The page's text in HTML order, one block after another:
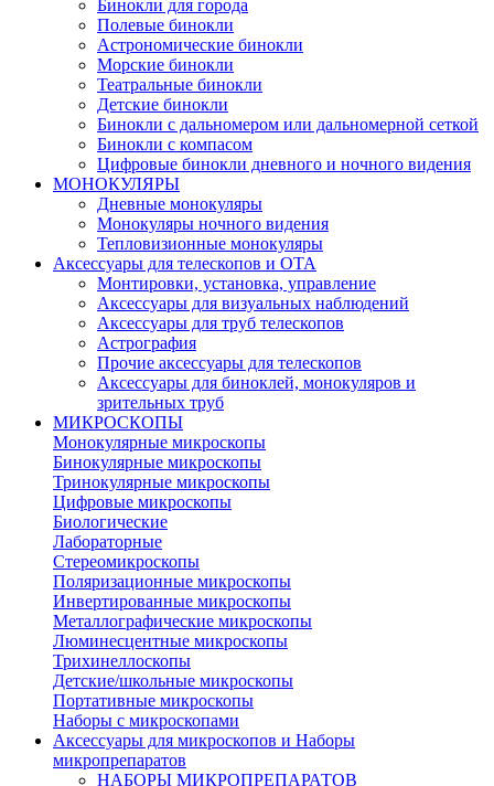
Бинокли для города
Полевые бинокли
Астрономические бинокли
Морские бинокли
Театральные бинокли
Детские бинокли
Бинокли с дальномером или дальномерной сеткой
Бинокли с компасом
Цифровые бинокли дневного и ночного видения
МОНОКУЛЯРЫ
Дневные монокуляры
Монокуляры ночного видения
Тепловизионные монокуляры
Аксессуары для телескопов и ОТА
Монтировки, установка, управление
Аксессуары для визуальных наблюдений
Аксессуары для труб телескопов
Астрография
Прочие аксессуары для телескопов
Аксессуары для биноклей, монокуляров и
зрительных труб
МИКРОСКОПЫ
Монокулярные микроскопы
Бинокулярные микроскопы
Тринокулярные микроскопы
Цифровые микроскопы
Биологические
Лабораторные
Стереомикроскопы
Поляризационные микроскопы
Инвертированные микроскопы
Металлографические микроскопы
Люминесцентные микроскопы
Трихинеллоскопы
Детские/школьные микроскопы
Портативные микроскопы
Наборы с микроскопами
Аксессуары для микроскопов и Наборы
микропрепаратов
НАБОРЫ МИКРОПРЕПАРАТОВ